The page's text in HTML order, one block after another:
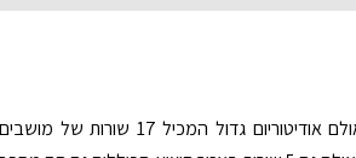
היכל התרבות של קריית שמונה כולל אולם אודיטוריום גדול המכיל 17 שורות של מושבים